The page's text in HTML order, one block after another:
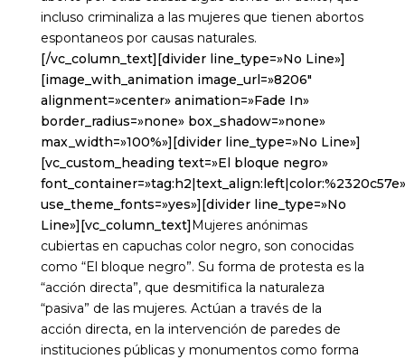
incluso criminaliza a las mujeres que tienen abortos
espontaneos por causas naturales.
[/vc_column_text][divider line_type=»No Line»]
[image_with_animation image_url=»8206″
alignment=»center» animation=»Fade In»
border_radius=»none» box_shadow=»none»
max_width=»100%»][divider line_type=»No Line»]
[vc_custom_heading text=»El bloque negro»
font_container=»tag:h2|text_align:left|color:%2320c57e»
use_theme_fonts=»yes»][divider line_type=»No
Line»][vc_column_text] Mujeres anónimas
cubiertas en capuchas color negro, son conocidas
como “El bloque negro”. Su forma de protesta es la
“acción directa”, que desmitifica la naturaleza
“pasiva” de las mujeres. Actúan a través de la
acción directa, en la intervención de paredes de
instituciones públicas y monumentos como forma